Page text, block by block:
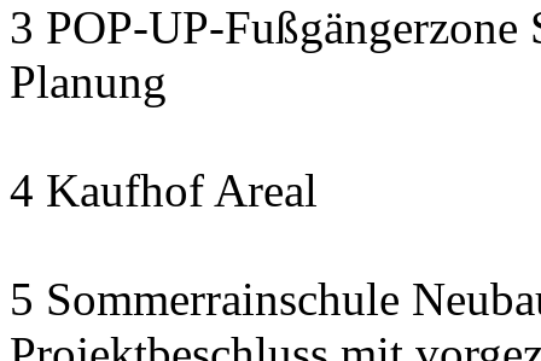
3 POP-UP-Fußgängerzone
Planung
4 Kaufhof Areal
5 Sommerrainschule